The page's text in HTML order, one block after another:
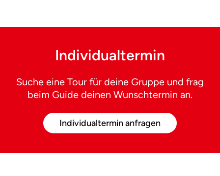
Individualtermin
Suche eine Tour für deine Gruppe und frag
beim Guide deinen Wunschtermin an.
Individualtermin anfragen